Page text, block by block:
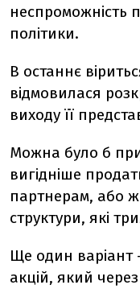
неспроможність
політики.
В останнє
відмовилася
виходу її
Можна було б
вигідніше
партнерам, або
структури, які
Ще один
акцій, який